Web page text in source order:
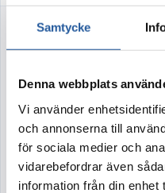
Samtycke
Denna webbplats
Vi använder
och annonserna till
för sociala medier och
vidarebefordrar även
information från din
Syrenros
Unik urna
Med hjälp av olika
Blommor
kollektionen med
en helt ny serie unika